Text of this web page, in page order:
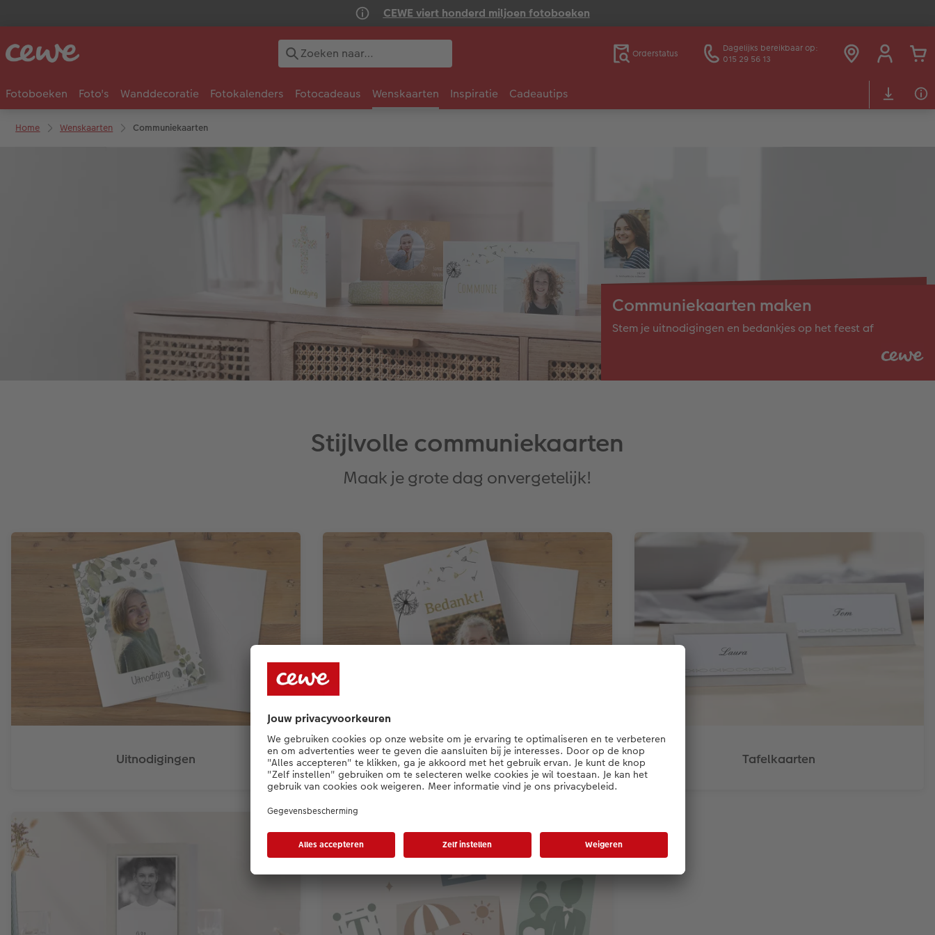
CEWE viert honderd miljoen fotoboeken
Orderstatus
Dagelijks bereikbaar op:
015 29 56 13
Fotoboeken Foto's Wanddecoratie Fotokalenders Fotocadeaus Wenskaarten Inspiratie Cadeautips
Home Wenskaarten Communiekaarten
Communiekaarten maken
Stem je uitnodigingen en bedankjes op het feest af
Stijlvolle communiekaarten
Maak je grote dag onvergetelijk!
Uitnodigingen Bedankjes Tafelkaarten